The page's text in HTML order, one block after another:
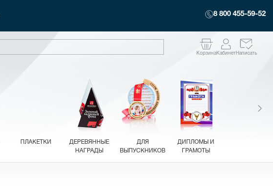
8 800 455-59-52
КорзинаКабинетНаписать
ПЛАКЕТКИ
ДЕРЕВЯННЫЕ
НАГРАДЫ
ДЛЯ
ВЫПУСКНИКОВ
ДИПЛОМЫ И
ГРАМОТЫ